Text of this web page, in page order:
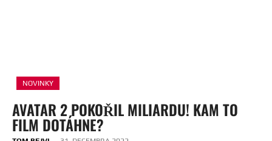
NOVINKY
AVATAR 2 POKOŘIL MILIARDU! KAM TO
FILM DOTÁHNE?